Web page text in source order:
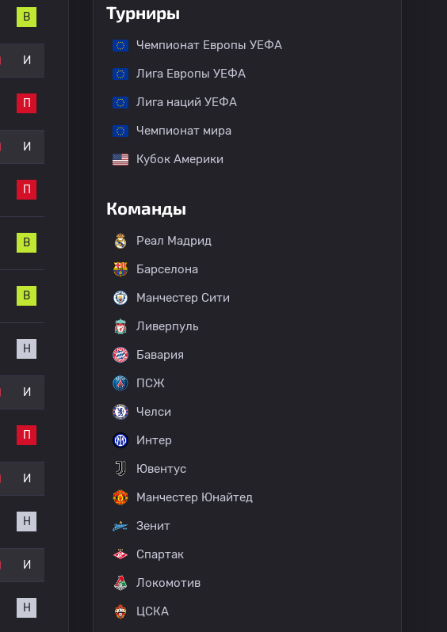
В
И
П
И
П
В
В
Н
И
П
И
Н
И
Н
Турниры
Чемпионат Европы УЕФА
Лига Европы УЕФА
Лига наций УЕФА
Чемпионат мира
Кубок Америки
Команды
Реал Мадрид
Барселона
Манчестер Сити
Ливерпуль
Бавария
ПСЖ
Челси
Интер
Ювентус
Манчестер Юнайтед
Зенит
Спартак
Локомотив
ЦСКА